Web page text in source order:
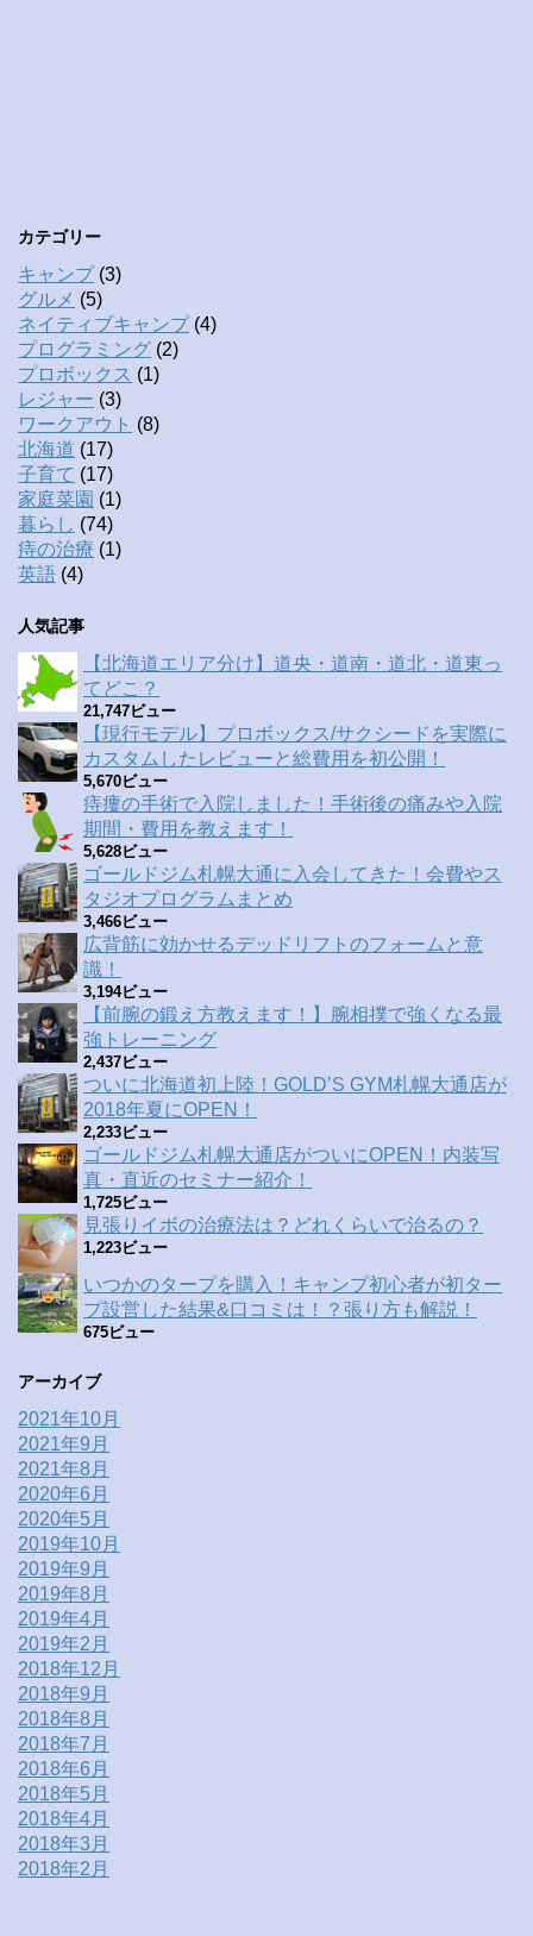
カテゴリー
キャンプ(3)
グルメ (5)
ネイティブキャンプ(4)
プログラミング (2)
プロボックス (1)
レジャー (3)
ワークアウト (8)
北海道 (17)
子育て (17)
家庭菜園 (1)
暮らし (74)
痔の治療 (1)
英語 (4)
人気記事
【北海道エリア分け】道央・道南・道北・道東っ
てどこ？
21,747ビュー
【現行モデル】プロボックス/サクシードを実際に
カスタムしたレビューと総費用を初公開！
5,670ビュー
痔瘻の手術で入院しました！手術後の痛みや入院
期間・費用を教えます！
5,628ビュー
ゴールドジム札幌大通に入会してきた！会費やス
タジオプログラムまとめ
3,466ビュー
広背筋に効かせるデッドリフトのフォームと意
識！
3,194ビュー
【前腕の鍛え方教えます！】腕相撲で強くなる最
強トレーニング
2,437ビュー
ついに北海道初上陸！GOLD’S GYM札幌大通店が
2018年夏にOPEN！
2,233ビュー
ゴールドジム札幌大通店がついにOPEN！内装写
真・直近のセミナー紹介！
1,725ビュー
見張りイボの治療法は？どれくらいで治るの？
1,223ビュー
いつかのタープを購入！キャンプ初心者が初ター
プ設営した結果&口コミは！？張り方も解説！
675ビュー
アーカイブ
2021年10月
2021年9月
2021年8月
2020年6月
2020年5月
2019年10月
2019年9月
2019年8月
2019年4月
2019年2月
2018年12月
2018年9月
2018年8月
2018年7月
2018年6月
2018年5月
2018年4月
2018年3月
2018年2月